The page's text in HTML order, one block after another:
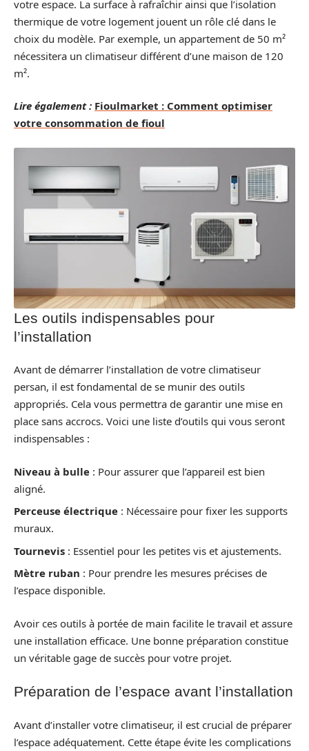
votre espace. La surface à rafraîchir ainsi que l’isolation
thermique de votre logement jouent un rôle clé dans le
choix du modèle. Par exemple, un appartement de 50 m²
nécessitera un climatiseur différent d’une maison de 120
m².
Lire également : Fioulmarket : Comment optimiser
votre consommation de fioul
Les outils indispensables pour
l’installation
Avant de démarrer l’installation de votre climatiseur
persan, il est fondamental de se munir des outils
appropriés. Cela vous permettra de garantir une mise en
place sans accrocs. Voici une liste d’outils qui vous seront
indispensables :
Niveau à bulle : Pour assurer que l’appareil est bien
aligné.
Perceuse électrique : Nécessaire pour fixer les supports
muraux.
Tournevis : Essentiel pour les petites vis et ajustements.
Mètre ruban : Pour prendre les mesures précises de
l’espace disponible.
Avoir ces outils à portée de main facilite le travail et assure
une installation efficace. Une bonne préparation constitue
un véritable gage de succès pour votre projet.
Préparation de l’espace avant l’installation
Avant d’installer votre climatiseur, il est crucial de préparer
l’espace adéquatement. Cette étape évite les complications